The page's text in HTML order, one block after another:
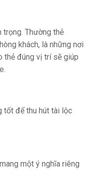
trọng. Thường thẻ
khách, là những nơi
thẻ đúng vị trí sẽ giúp
tốt để thu hút tài lộc
mang một ý nghĩa riêng